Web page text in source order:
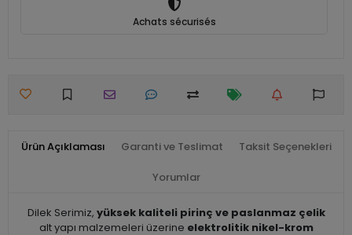
Achats sécurisés
Ürün Açıklaması Garanti ve Teslimat Taksit Seçenekleri
Yorumlar
Dilek Serimiz, yüksek kaliteli pirinç ve paslanmaz çelik
alt yapı malzemeleri üzerine elektrolitik nikel-krom